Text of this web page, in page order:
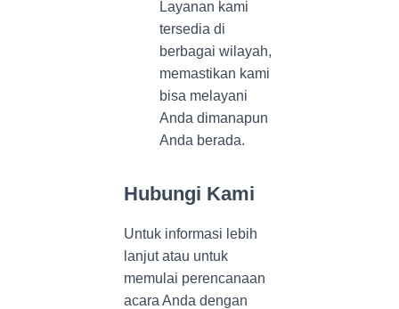
Layanan kami
tersedia di
berbagai wilayah,
memastikan kami
bisa melayani
Anda dimanapun
Anda berada.
Hubungi Kami
Untuk informasi lebih
lanjut atau untuk
memulai perencanaan
acara Anda dengan